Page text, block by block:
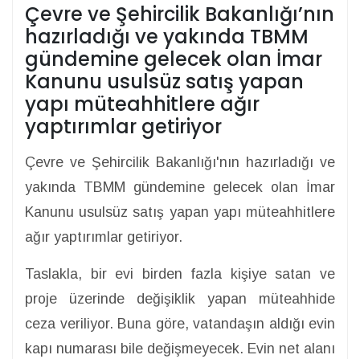
Çevre ve Şehircilik Bakanlığı’nın
hazırladığı ve yakında TBMM
gündemine gelecek olan İmar
Kanunu usulsüz satış yapan
yapı müteahhitlere ağır
yaptırımlar getiriyor
Çevre ve Şehircilik Bakanlığı'nın hazırladığı ve
yakında TBMM gündemine gelecek olan İmar
Kanunu usulsüz satış yapan yapı müteahhitlere
ağır yaptırımlar getiriyor.
Taslakla, bir evi birden fazla kişiye satan ve
proje üzerinde değişiklik yapan müteahhide
ceza veriliyor. Buna göre, vatandaşın aldığı evin
kapı numarası bile değişmeyecek. Evin net alanı